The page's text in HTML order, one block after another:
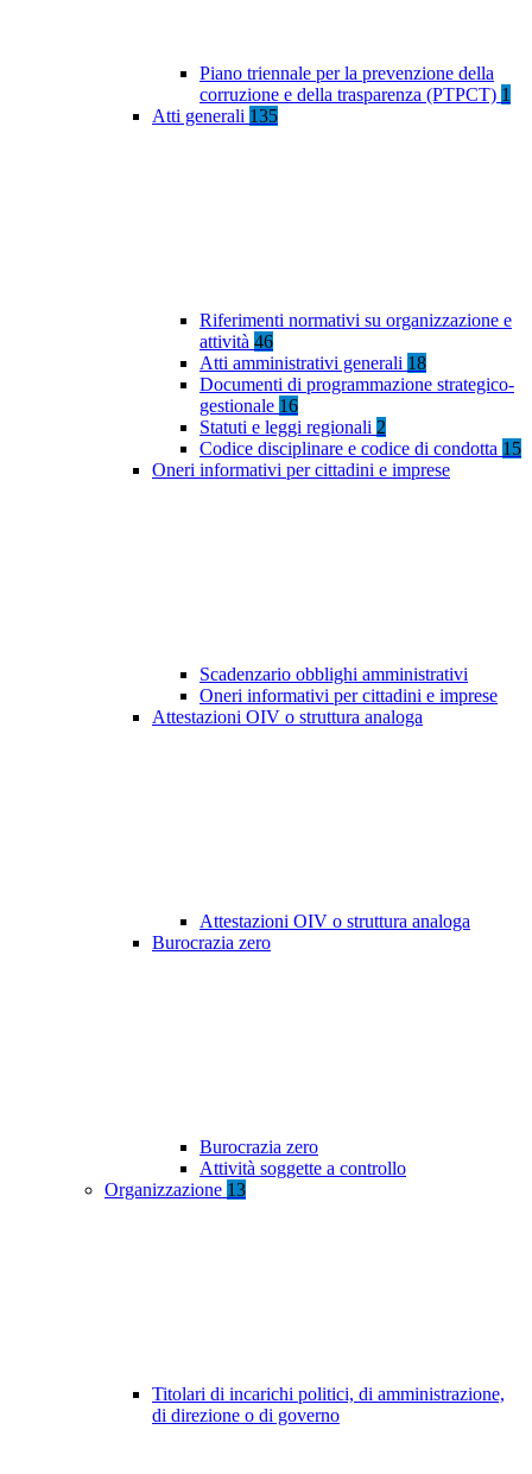
Piano triennale per la prevenzione della
corruzione e della trasparenza (PTPCT) 1
Atti generali 135
Riferimenti normativi su organizzazione e
attività 46
Atti amministrativi generali 18
Documenti di programmazione strategico-
gestionale 16
Statuti e leggi regionali 2
Codice disciplinare e codice di condotta 15
Oneri informativi per cittadini e imprese
Scadenzario obblighi amministrativi
Oneri informativi per cittadini e imprese
Attestazioni OIV o struttura analoga
Attestazioni OIV o struttura analoga
Burocrazia zero
Burocrazia zero
Attività soggette a controllo
Organizzazione 13
Titolari di incarichi politici, di amministrazione,
di direzione o di governo